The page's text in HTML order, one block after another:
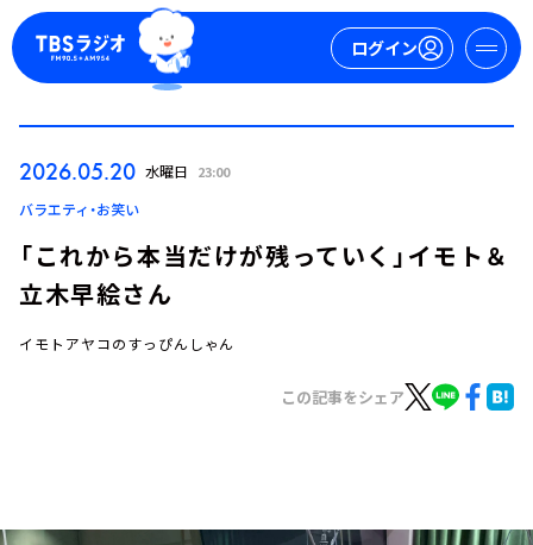
ログイン
ログイン
2026.05.20 水曜日 23:00
バラエティ・お笑い
「これから本当だけが残っていく」イモト＆
立木早絵さん
イモトアヤコのすっぴんしゃん
この記事をシェア